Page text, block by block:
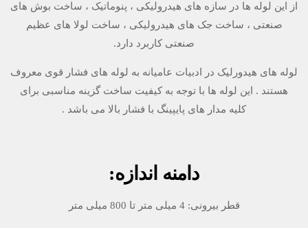
از این لوله ها در سازه های هیدرولیکی ، پنوماتیک ، ساخت بوش های
صنعتی ، ساخت جک های هیدرولیکی ، ساخت لولا های عظیم
صنعتی کاربرد دارد.
لوله های هیدورلیک در ادبیات عامیانه به لوله های فشار قوی معروف
هستند . این لوله ها با توجه به کیفیت ساخت گزینه مناسبی برای
کلیه مدار های پایپینگ با فشار بالا می باشد .
دامنه اندازه:
قطر بیرونی: 4 میلی متر تا 800 میلی متر